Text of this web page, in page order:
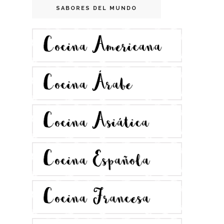
SABORES DEL MUNDO